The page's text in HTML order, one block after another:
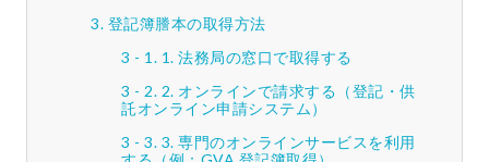
登記簿謄本の取得方法
1. 法務局の窓口で取得する
2. オンラインで請求する（登記・供
託オンライン申請システム）
3. 専門のオンラインサービスを利用